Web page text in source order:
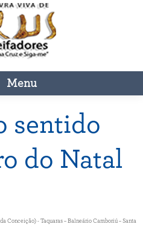
Menu
sentido
do Natal
Conceição) - Taquaras – Balneário Camboriú – Santa